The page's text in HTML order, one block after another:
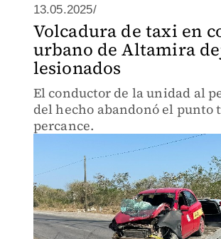
13.05.2025/
Volcadura de taxi en
urbano de Altamira
lesionados
El conductor de la unidad al
del hecho abandonó el punto
percance.